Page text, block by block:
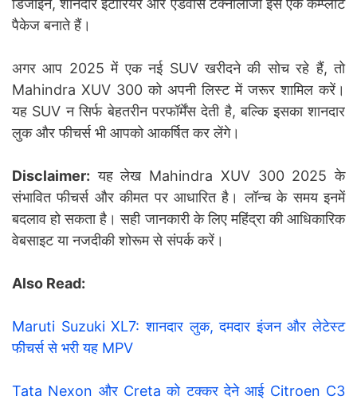
पैकेज बनाते हैं।
अगर आप 2025 में एक नई SUV खरीदने की सोच रहे हैं, तो
Mahindra XUV 300 को अपनी लिस्ट में जरूर शामिल करें।
यह SUV न सिर्फ बेहतरीन परफॉर्मेंस देती है, बल्कि इसका शानदार
लुक और फीचर्स भी आपको आकर्षित कर लेंगे।
Disclaimer: यह लेख Mahindra XUV 300 2025 के
संभावित फीचर्स और कीमत पर आधारित है। लॉन्च के समय इनमें
बदलाव हो सकता है। सही जानकारी के लिए महिंद्रा की आधिकारिक
वेबसाइट या नजदीकी शोरूम से संपर्क करें।
Also Read:
Maruti Suzuki XL7: शानदार लुक, दमदार इंजन और लेटेस्ट
फीचर्स से भरी यह MPV
Tata Nexon और Creta को टक्कर देने आई Citroen C3